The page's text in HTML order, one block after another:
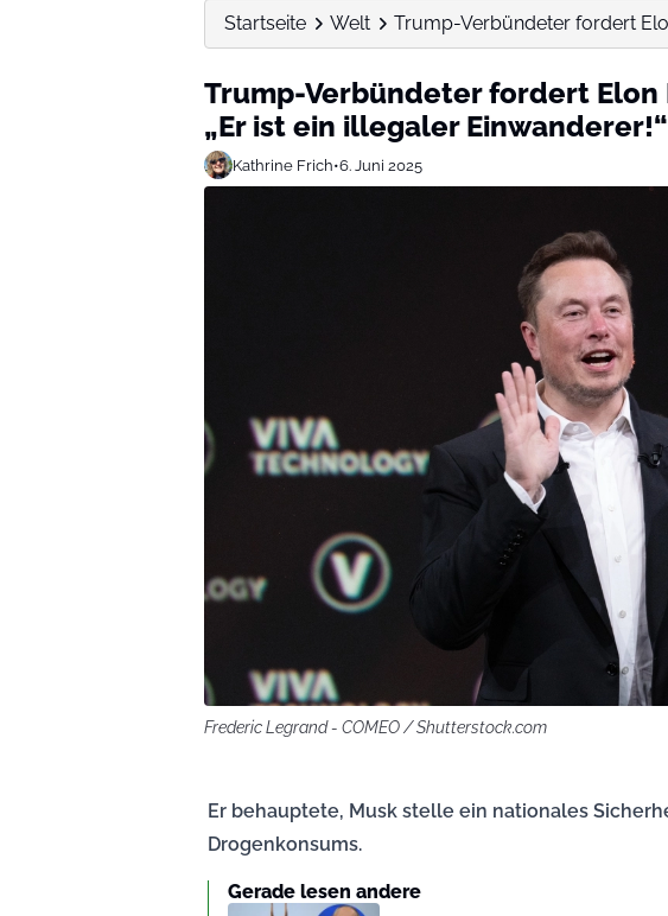
Startseite Welt Trump-Verbündeter fordert
Trump-Verbündeter fordert Elon
„Er ist ein illegaler Einwanderer!“
Kathrine Frich•6. Juni 2025
Frederic Legrand - COMEO / Shutterstock.com
Er behauptete, Musk stelle ein nationales
Drogenkonsums.
Gerade lesen andere